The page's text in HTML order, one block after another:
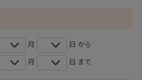
月 日 から
月 日 まで